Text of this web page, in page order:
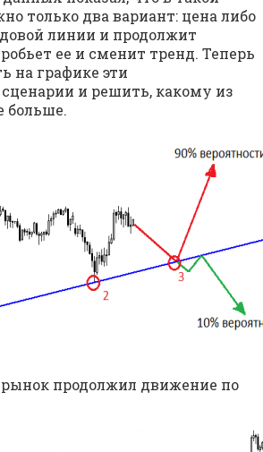
только два вариант: цена либо
линии и продолжит
ее и сменит тренд. Теперь
на графике эти
и решить, какому из
больше.
продолжил движение по